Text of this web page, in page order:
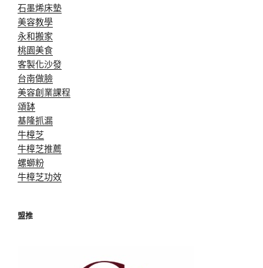
石墨烯床墊
美容教學
永和搬家
桃園美食
客製化沙發
台南做臉
美容創業課程
頌缽
基隆抓漏
牛樟芝
牛樟芝推薦
螺螄粉
牛樟芝功效
盟推